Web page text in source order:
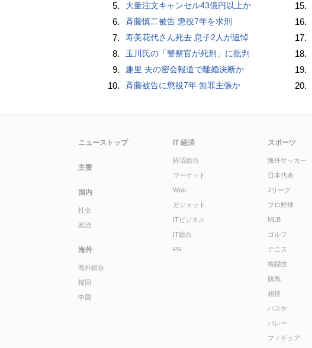
5. 大量注文キャンセル43億円以上か
6. 斉藤慎二被告 懲役7年を求刑
7. 寿美花代さん死去 息子2人が追悼
8. 玉川氏の「警察官が死刑」に批判
9. 趣里 夫の密会報道で離婚決断か
10. 斉藤被告に懲役7年 無罪主張か
15.
16.
17.
18.
19.
20.
ニューストップ
主要
国内
社会
政治
海外
海外総合
韓国
中国
IT 経済
経済総合
マーケット
Web
ガジェット
ITビジネス
IT総合
PR
スポーツ
海外サッカー
日本代表
Jリーグ
プロ野球
MLB
ゴルフ
テニス
格闘技
競馬
相撲
バスケ
バレー
フィギュア